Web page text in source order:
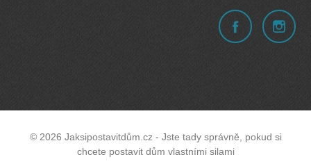
© 2026 Jaksipostavitdům.cz - Jste tady správně, pokud si
chcete postavit dům vlastními silami